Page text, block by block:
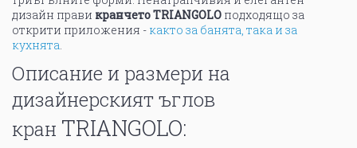
дизайн прави кранчето TRIANGOLO подходящо за
открити приложения - както за банята, така и за
кухнята.
Описание и размери на
дизайнерският ъглов
кран TRIANGOLO: